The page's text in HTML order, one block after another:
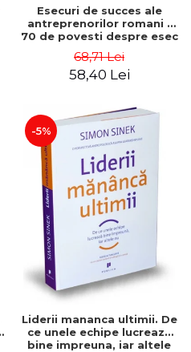
Esecuri de succes ale
antreprenorilor romani -
70 de povesti despre esec
68,71 Lei
58,40 Lei
-5%
Liderii mananca ultimii. De
ce unele echipe lucreaza
bine impreuna, iar altele